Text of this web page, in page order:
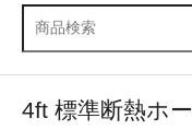
4ft 標準断熱ホ